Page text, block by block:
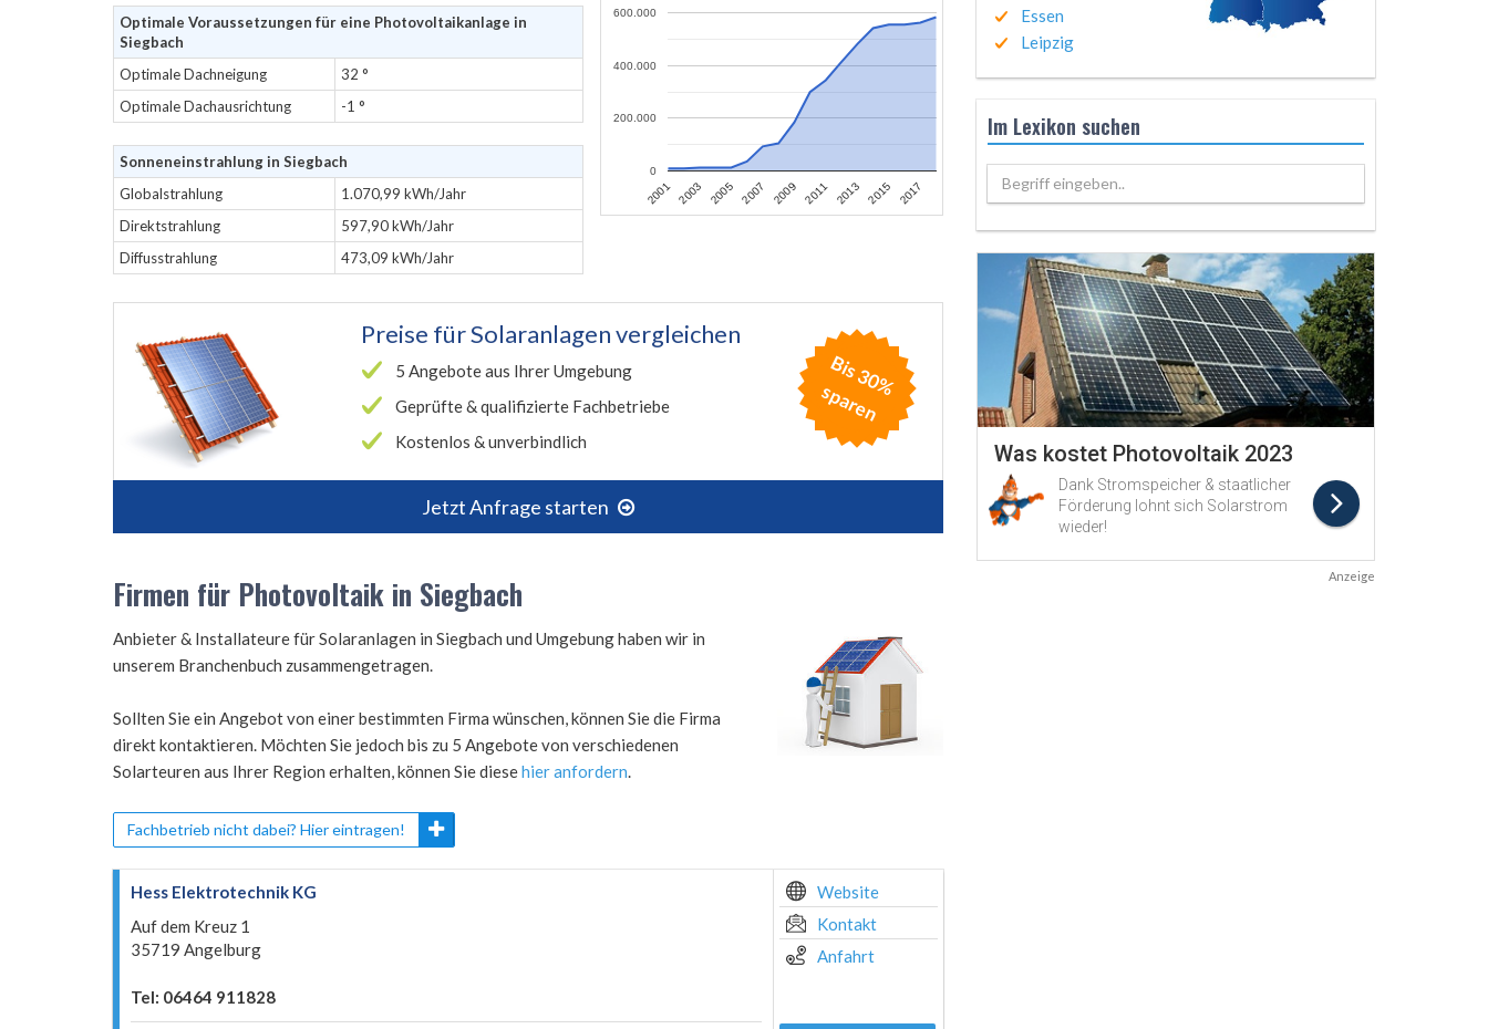
Optimale Voraussetzungen für eine Photovoltaikanlage in
Siegbach
Optimale Dachneigung
32 °
Optimale Dachausrichtung
-1 °
Sonneneinstrahlung in Siegbach
Globalstrahlung
1.070,99 kWh/Jahr
Direktstrahlung
597,90 kWh/Jahr
Diffusstrahlung
473,09 kWh/Jahr
2001 2003 2005 2007 2009 2011 2013 2015 2017
0
200.000
400.000
600.000
Preise fürSolaranlagen vergleichen
5 Angebote aus Ihrer Umgebung
Geprüfte & qualifizierte Fachbetriebe
Kostenlos & unverbindlich
Jetzt Anfrage starten
B
is
3
0
%
s
p
a
r
e
n
Firmen für Photovoltaik in Siegbach
Anbieter & Installateure für Solaranlagen in Siegbach und Umgebung haben wir in
unserem Branchenbuch zusammengetragen.
Sollten Sie ein Angebot von einer bestimmten Firma wünschen, können Sie die Firma
direkt kontaktieren. Möchten Sie jedoch bis zu 5 Angebote von verschiedenen
Solarteuren aus Ihrer Region erhalten, können Sie diesehier anfordern.
Fachbetrieb nicht dabei? Hier eintragen!
Hess Elektrotechnik KG
Auf dem Kreuz 1
35719 Angelburg
Tel: 06464 911828
Website
Kontakt
Anfahrt
Essen
Leipzig
Im Lexikon suchen
Begriff eingeben..
Anzeige